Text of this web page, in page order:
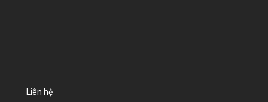
Liên hệ